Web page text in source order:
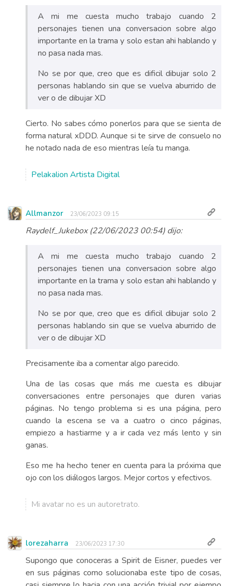
A mi me cuesta mucho trabajo cuando 2
personajes tienen una conversacion sobre algo
importante en la trama y solo estan ahi hablando y
no pasa nada mas.
No se por que, creo que es dificil dibujar solo 2
personas hablando sin que se vuelva aburrido de
ver o de dibujar XD
Cierto. No sabes cómo ponerlos para que se sienta de
forma natural xDDD. Aunque si te sirve de consuelo no
he notado nada de eso mientras leía tu manga.
Pelakalion Artista Digital
Allmanzor 23/06/2023 09:15
Raydelf_Jukebox (22/06/2023 00:54) dijo:
A mi me cuesta mucho trabajo cuando 2
personajes tienen una conversacion sobre algo
importante en la trama y solo estan ahi hablando y
no pasa nada mas.
No se por que, creo que es dificil dibujar solo 2
personas hablando sin que se vuelva aburrido de
ver o de dibujar XD
Precisamente iba a comentar algo parecido.
Una de las cosas que más me cuesta es dibujar
conversaciones entre personajes que duren varias
páginas. No tengo problema si es una página, pero
cuando la escena se va a cuatro o cinco páginas,
empiezo a hastiarme y a ir cada vez más lento y sin
ganas.
Eso me ha hecho tener en cuenta para la próxima que
ojo con los diálogos largos. Mejor cortos y efectivos.
Mi avatar no es un autoretrato.
lorezaharra 23/06/2023 17:30
Supongo que conoceras a Spirit de Eisner, puedes ver
en sus páginas como solucionaba este tipo de cosas,